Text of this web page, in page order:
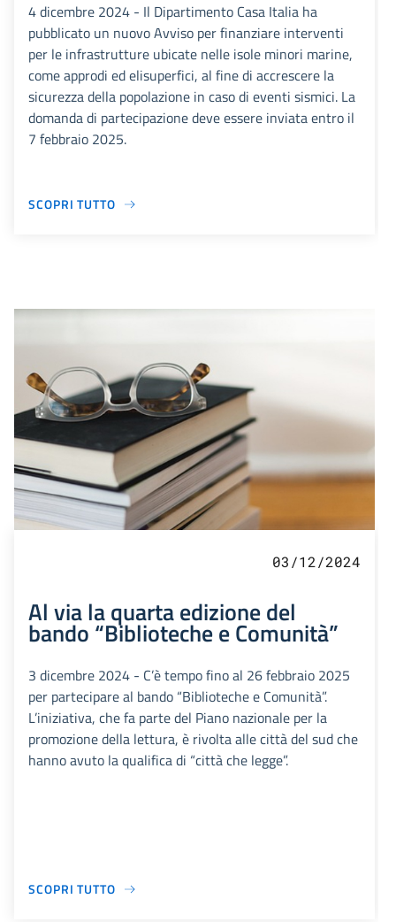
4 dicembre 2024 - Il Dipartimento Casa Italia ha
pubblicato un nuovo Avviso per finanziare interventi
per le infrastrutture ubicate nelle isole minori marine,
come approdi ed elisuperfici, al fine di accrescere la
sicurezza della popolazione in caso di eventi sismici. La
domanda di partecipazione deve essere inviata entro il
7 febbraio 2025.
SCOPRI TUTTO
03/12/2024
Al via la quarta edizione del
bando “Biblioteche e Comunità”
3 dicembre 2024 - C’è tempo fino al 26 febbraio 2025
per partecipare al bando “Biblioteche e Comunità”.
L’iniziativa, che fa parte del Piano nazionale per la
promozione della lettura, è rivolta alle città del sud che
hanno avuto la qualifica di “città che legge”.
SCOPRI TUTTO